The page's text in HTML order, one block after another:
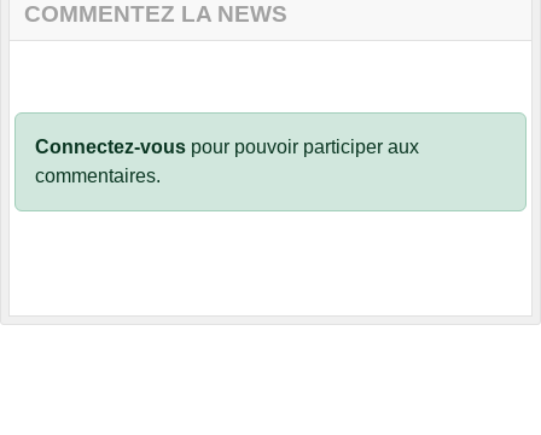
COMMENTEZ LA NEWS
Connectez-vous pour pouvoir participer aux
commentaires.